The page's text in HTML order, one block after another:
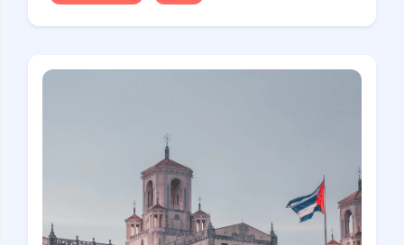
Эстония